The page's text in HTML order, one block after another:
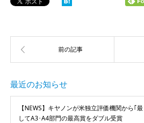
最近のお知らせ
【NEWS】キヤノンが米独立評価機関から｢
してA3･A4部門の最高賞をダブル受賞